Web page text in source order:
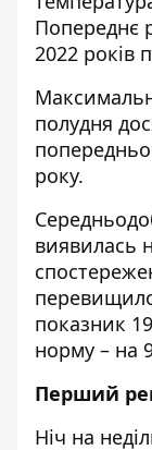
Попереднє
2022 років
полудня
року.
виявилась
показник
норму – на
Перший
Ніч на